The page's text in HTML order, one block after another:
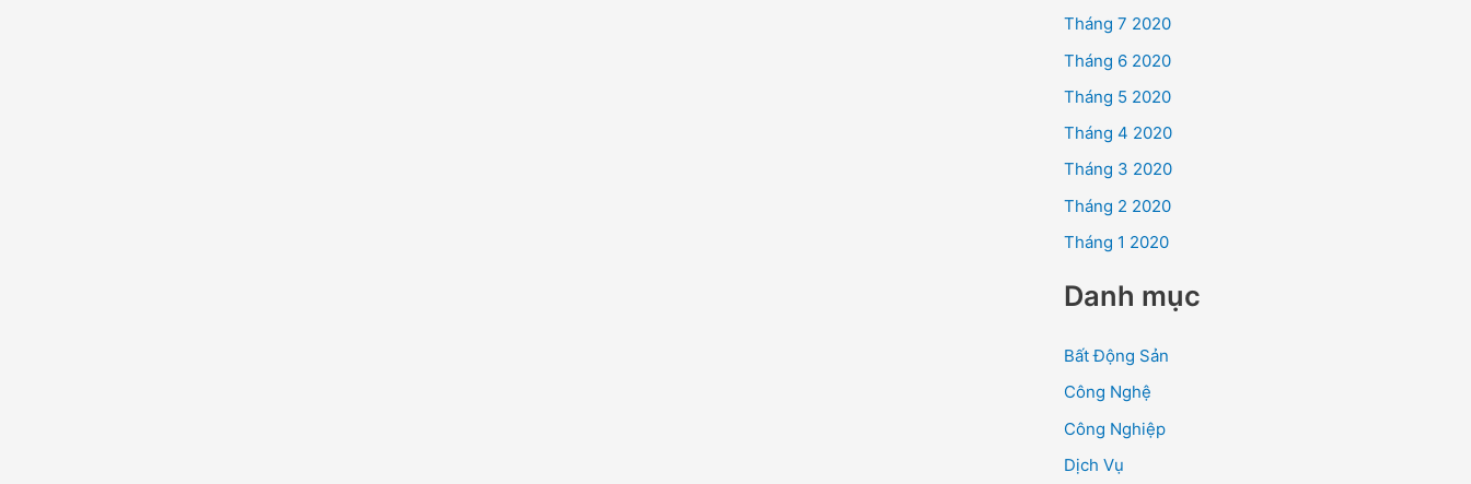
Tháng 7 2020
Tháng 6 2020
Tháng 5 2020
Tháng 4 2020
Tháng 3 2020
Tháng 2 2020
Tháng 1 2020
Danh mục
Bất Động Sản
Công Nghệ
Công Nghiệp
Dịch Vụ